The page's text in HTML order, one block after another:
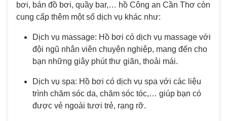
bơi, bán đồ bơi, quầy bar,… hồ Công an Cần Thơ còn
cung cấp thêm một số dịch vụ khác như:
Dịch vụ massage: Hồ bơi có dịch vụ massage với
đội ngũ nhân viên chuyên nghiệp, mang đến cho
bạn những giây phút thư giãn, thoải mái.
Dịch vụ spa: Hồ bơi có dịch vụ spa với các liệu
trình chăm sóc da, chăm sóc tóc,… giúp bạn có
được vẻ ngoài tươi trẻ, rạng rỡ.